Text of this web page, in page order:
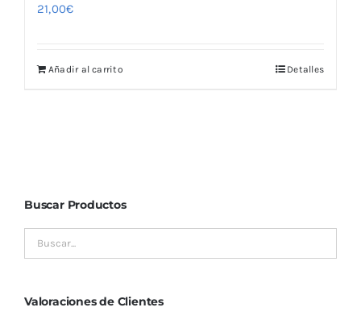
21,00€
Añadir al carrito Detalles
Buscar Productos
Valoraciones de Clientes